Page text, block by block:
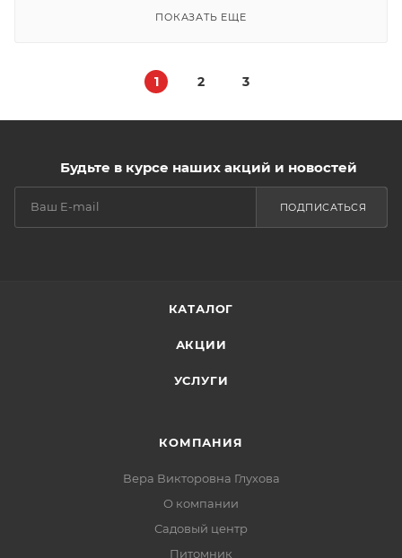
ПОКАЗАТЬ ЕЩЕ
1 2 3
Будьте в курсе наших акций и новостей
ПОДПИСАТЬСЯ
КАТАЛОГ
АКЦИИ
УСЛУГИ
КОМПАНИЯ
Вера Викторовна Глухова
О компании
Садовый центр
Питомник